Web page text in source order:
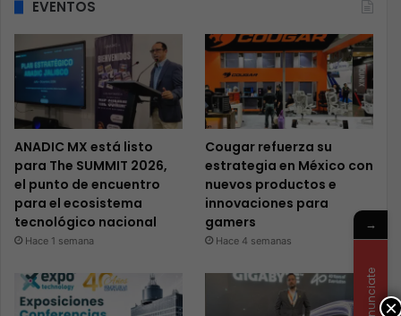
EVENTOS
ANADIC MX está listo
para The SUMMIT 2026,
el punto de encuentro
para el ecosistema
tecnológico nacional
Hace 1 semana
Cougar refuerza su
estrategia en México con
nuevos productos e
innovaciones para
gamers
Hace 4 semanas
×
→
Anunciate